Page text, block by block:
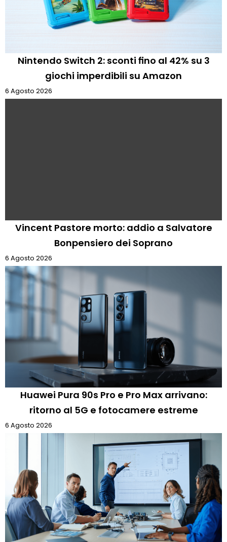
Nintendo Switch 2: sconti fino al 42% su 3
giochi imperdibili su Amazon
6 Agosto 2026
Vincent Pastore morto: addio a Salvatore
Bonpensiero dei Soprano
6 Agosto 2026
Huawei Pura 90s Pro e Pro Max arrivano:
ritorno al 5G e fotocamere estreme
6 Agosto 2026